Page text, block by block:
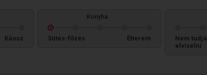
Káosz
Konyha
Sütés-főzés Étterem
Nem tudja
elviselni